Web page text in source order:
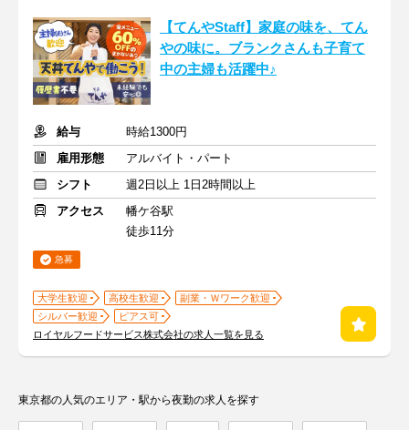
【てんやStaff】家庭の味を、てん
やの味に。ブランクさんも子育て
中の主婦も活躍中♪
給与
時給1300円
雇用形態
アルバイト・パート
シフト
週2日以上 1日2時間以上
アクセス
幡ケ谷駅
徒歩11分
急募
大学生歓迎 高校生歓迎
副業・Ｗワーク歓迎
シルバー歓迎
ピアス可
ロイヤルフードサービス株式会社の求人一覧を見る
東京都の人気のエリア・駅から夜勤の求人を探す